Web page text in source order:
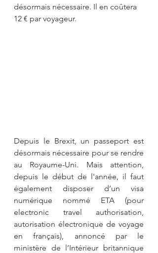
désormais nécessaire. Il en coûtera
12 € par voyageur.
Depuis le Brexit, un passeport est
désormais nécessaire pour se rendre
au Royaume-Uni. Mais attention,
depuis le début de l'année, il faut
également disposer d’un visa
numérique nommé ETA (pour
electronic travel authorisation,
autorisation électronique de voyage
en français), annoncé par le
ministère de l’Intérieur britannique